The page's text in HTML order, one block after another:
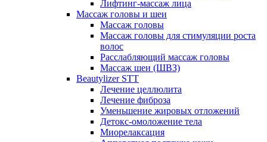
Лифтинг-массаж лица
Массаж головы и шеи
Массаж головы
Массаж головы для стимуляции роста
волос
Расслабляющий массаж головы
Массаж шеи (ШВЗ)
Beautylizer STT
Лечение целлюлита
Лечение фиброза
Уменьшение жировых отложений
Детокс-омоложение тела
Миорелаксация